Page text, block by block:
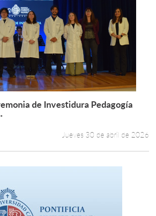
Leer más +
de Investidura Pedagogía
Jueves 30 de abril de 2026